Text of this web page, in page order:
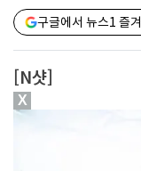
구글에서 뉴스1 즐
[N샷]
X